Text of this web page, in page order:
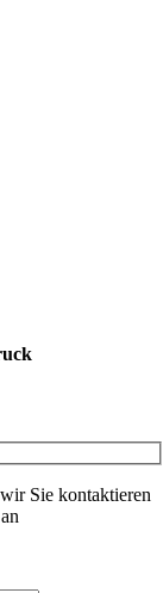
Sie kontaktieren